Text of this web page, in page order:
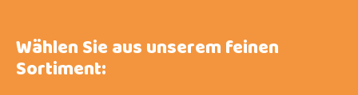
Wählen Sie aus unserem feinen
Sortiment: